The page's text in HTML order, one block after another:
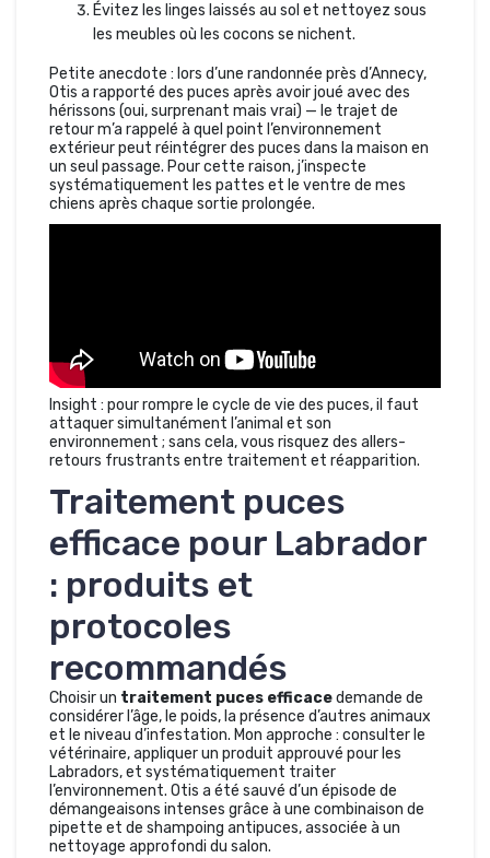
Évitez les linges laissés au sol et nettoyez sous
les meubles où les cocons se nichent.
Petite anecdote : lors d’une randonnée près d’Annecy,
Otis a rapporté des puces après avoir joué avec des
hérissons (oui, surprenant mais vrai) — le trajet de
retour m’a rappelé à quel point l’environnement
extérieur peut réintégrer des puces dans la maison en
un seul passage. Pour cette raison, j’inspecte
systématiquement les pattes et le ventre de mes
chiens après chaque sortie prolongée.
Insight : pour rompre le cycle de vie des puces, il faut
attaquer simultanément l’animal et son
environnement ; sans cela, vous risquez des allers-
retours frustrants entre traitement et réapparition.
Traitement puces
efficace pour Labrador
: produits et
protocoles
recommandés
Choisir un traitement puces efficacedemande de
considérer l’âge, le poids, la présence d’autres animaux
et le niveau d’infestation. Mon approche : consulter le
vétérinaire, appliquer un produit approuvé pour les
Labradors, et systématiquement traiter
l’environnement. Otis a été sauvé d’un épisode de
démangeaisons intenses grâce à une combinaison de
pipette et de shampoing antipuces, associée à un
nettoyage approfondi du salon.